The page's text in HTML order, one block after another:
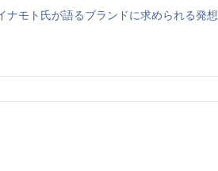
モト氏が語るブランドに求められる発想